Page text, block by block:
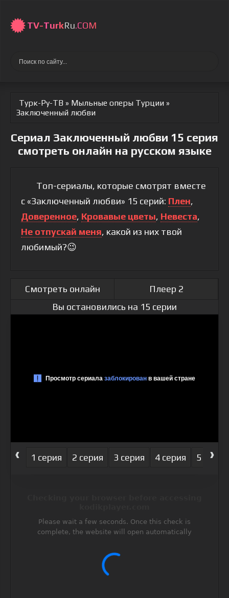
TV-TurkRu.COM
Турк-Ру-ТВ » Мыльные оперы Турции »
Заключенный любви
Сериал Заключенный любви 15 серия
смотреть онлайн на русском языке
Топ-сериалы, которые смотрят вместе
с «Заключенный любви» 15 серий: Плен,
Доверенное, Кровавые цветы, Невеста,
Не отпускай меня, какой из них твой
любимый?😉
Смотреть онлайн
Плеер 2
Вы остановились на 15 серии
‹ 1 серия 2 серия 3 серия 4 серия 5 серия
›